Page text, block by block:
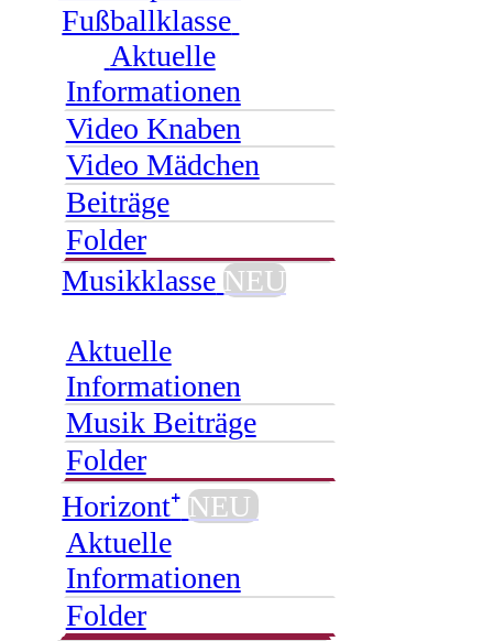
Fußballklasse
Aktuelle
Informationen
Video Knaben
Video Mädchen
Beiträge
Folder
Musikklasse NEU
Aktuelle
Informationen
Musik Beiträge
Folder
Horizont⁺ NEU
Aktuelle
Informationen
Folder